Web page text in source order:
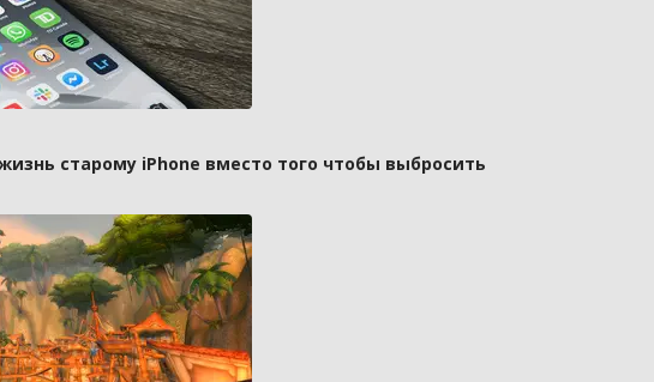
старому iPhone вместо того чтобы выбросить